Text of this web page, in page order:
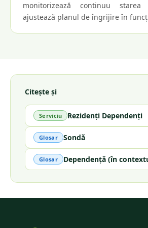
monitorizează continuu
ajustează planul de îngrijire în
Citește și
Serviciu Rezidenți Dependenți
Glosar Sondă
Glosar Dependență (în